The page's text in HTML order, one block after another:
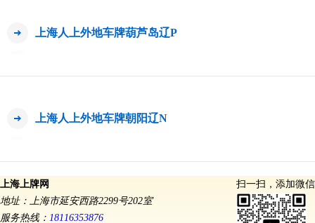
上海人上外地车牌葫芦岛辽P
上海人上外地车牌朝阳辽N
扫一扫，添加微信
上海上牌网
地址：上海市延安西路2299号202室
服务热线： 18116353876